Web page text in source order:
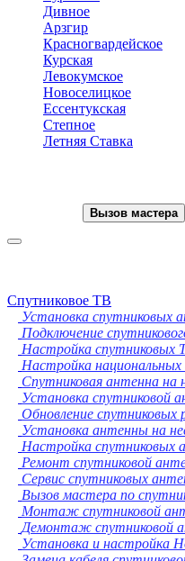
Дивное
Арзгир
Красногвардейское
Курская
Левокумское
Новоселицкое
Ессентукская
Степное
Летняя Ставка
Вызов мастера
Toggle
Спутниковое ТВ
Установка спутниковых
Подключение
Настройка спутниковых
Настройка национальных
Спутниковая антенна на
Установка спутниковой
Обновление спутниковых
Установка антенны на
Настройка спутниковых
Ремонт спутниковой
Сервис спутниковых
Вызов мастера по
Монтаж спутниковой
Демонтаж спутниковой
Установка и настройка